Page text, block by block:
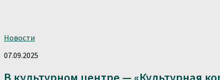
Новости
07.09.2025